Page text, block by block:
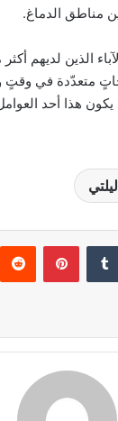
مناطق الدماغ.
الذين لديهم
متعدّدة في وقتٍ
يكون هذا أحد
بينتيريست